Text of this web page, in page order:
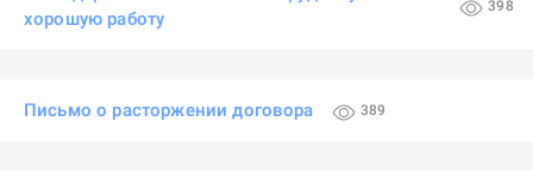
хорошую работу
398
Письмо о расторжении договора 389